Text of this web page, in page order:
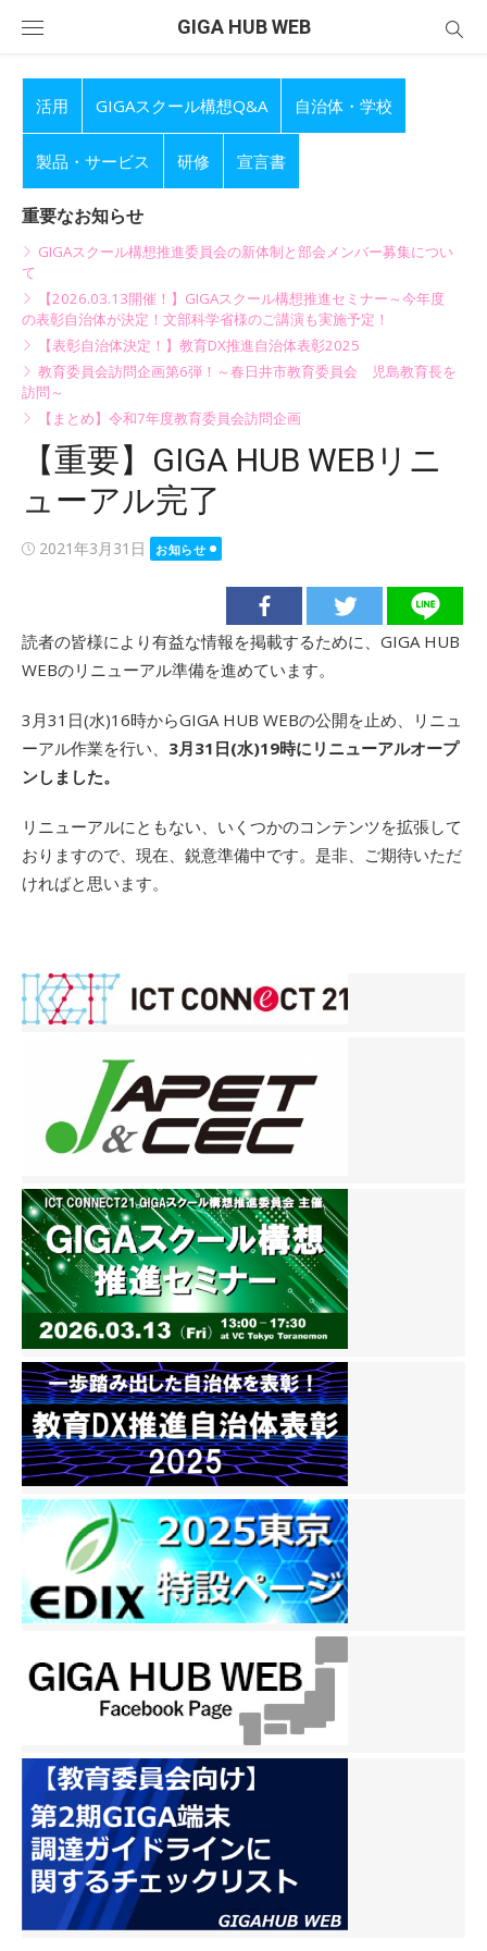
GIGA HUB WEB
活用 GIGAスクール構想Q&A 自治体・学校
製品・サービス 研修 宣言書
重要なお知らせ
GIGAスクール構想推進委員会の新体制と部会メンバー募集につい
て
【2026.03.13開催！】GIGAスクール構想推進セミナー～今年度
の表彰自治体が決定！文部科学省様のご講演も実施予定！
【表彰自治体決定！】教育DX推進自治体表彰2025
教育委員会訪問企画第6弾！～春日井市教育委員会 児島教育長を
訪問～
【まとめ】令和7年度教育委員会訪問企画
【重要】GIGA HUB WEBリニ
ューアル完了
Posted
2021年3月31日 お知らせ
読者の皆様により有益な情報を掲載するために、GIGA HUB
WEBのリニューアル準備を進めています。
3月31日(水)16時からGIGA HUB WEBの公開を止め、リニュ
ーアル作業を行い、 3月31日(水)19時にリニューアルオープ
ンしました。
リニューアルにともない、いくつかのコンテンツを拡張して
おりますので、現在、鋭意準備中です。是非、ご期待いただ
ければと思います。